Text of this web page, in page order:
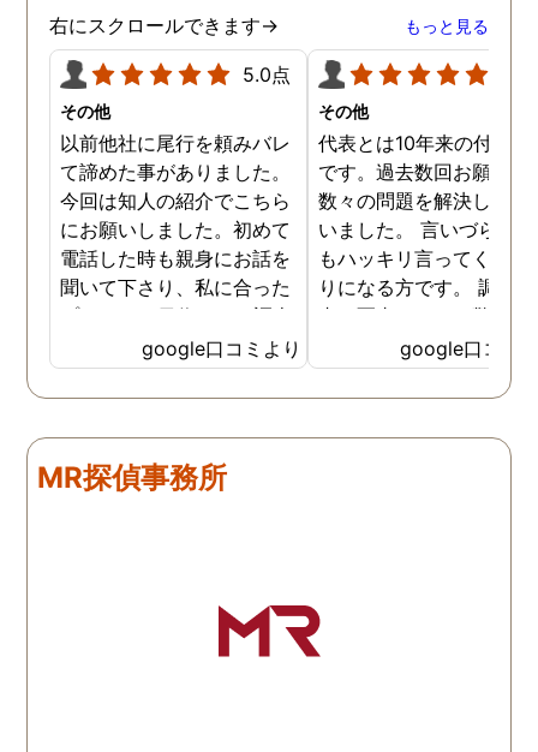
右にスクロールできます→ もっと見る
5.0点
その他
以前他社に尾行を頼みバレ
て諦めた事がありました。
今回は知人の紹介でこちら
にお願いしました。初めて
電話した時も親身にお話を
聞いて下さり、私に合った
プランで15日位かけて調査
してもらいました。 噂通り
調査も細かく、こんな所ま
でしっかり撮ってくれたん
拠で旦那と今後の話しが早
く進みそうです。また結果
かり注意してくださる方で
した。本当に感謝してま
す。また分からない事があ
google口コミより
その他
代表とは10年来の付き合
です。過去数回お願いし
数々の問題を解決しても
いました。 言いづらい
もハッキリ言ってくれて
りになる方です。 調査
書の写真もいつも驚かさ
てどうやって撮ったのか
くと面白い話し聞かせて
れますね。 問題がない
google口コミ
MR探偵事務所